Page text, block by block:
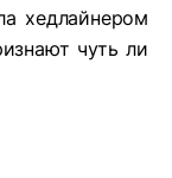
хедлайнером
чуть ли